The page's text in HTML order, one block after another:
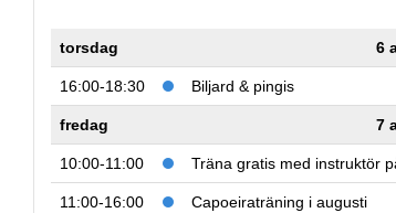
torsdag 6
16:00-18:30 Biljard & pingis
fredag 7
10:00-11:00 Träna gratis med instruktör
11:00-16:00 Capoeiraträning i augusti